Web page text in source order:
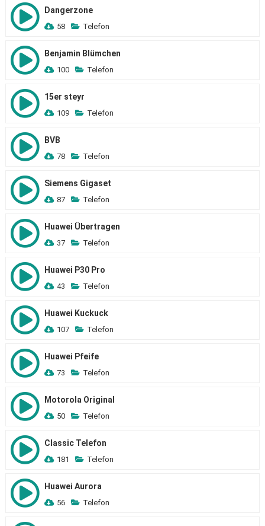
Dangerzone
58 Telefon
Benjamin Blümchen
100 Telefon
15er steyr
109 Telefon
BVB
78 Telefon
Siemens Gigaset
87 Telefon
Huawei Übertragen
37 Telefon
Huawei P30 Pro
43 Telefon
Huawei Kuckuck
107 Telefon
Huawei Pfeife
73 Telefon
Motorola Original
50 Telefon
Classic Telefon
181 Telefon
Huawei Aurora
56 Telefon